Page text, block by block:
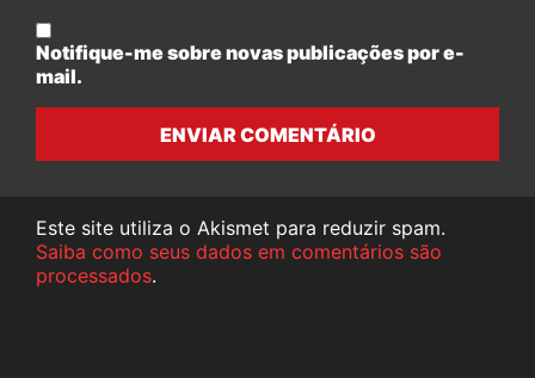
Notifique-me sobre novas publicações por e-
mail.
ENVIAR COMENTÁRIO
Este site utiliza o Akismet para reduzir spam.
Saiba como seus dados em comentários são
processados.